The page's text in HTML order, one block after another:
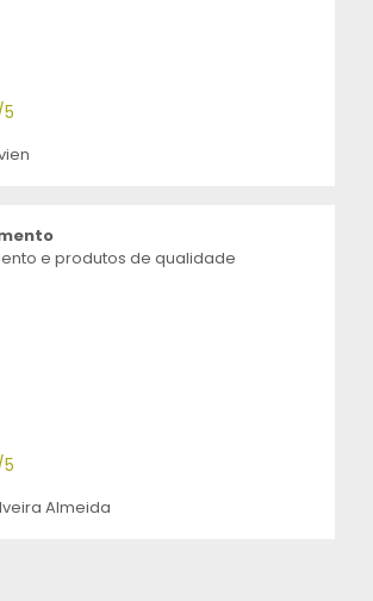
e produtos de qualidade
Almeida